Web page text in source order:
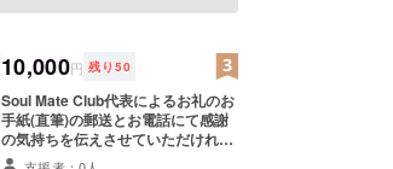
します。ご了承ください。 ※メッ
セージをご希望の場合は、150文字
以内でご記入ください。
10,000円 残り 50
Soul Mate Club代表によるお礼のお
手紙(直筆)の郵送とお電話にて感謝
の気持ちを伝えさせていただければ
と思います！ またご希望であれば、